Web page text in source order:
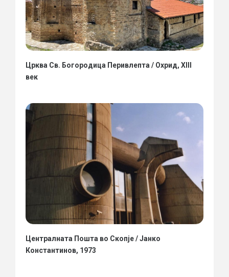
Црква Св. Богородица Перивлепта / Охрид, XIII
век
Централната Пошта во Скопје / Јанко
Константинов, 1973